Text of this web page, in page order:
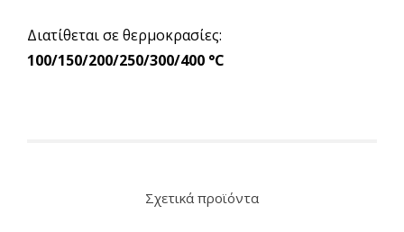
Διατίθεται σε θερμοκρασίες:
100/150/200/250/300/400 °C
Σχετικά προϊόντα